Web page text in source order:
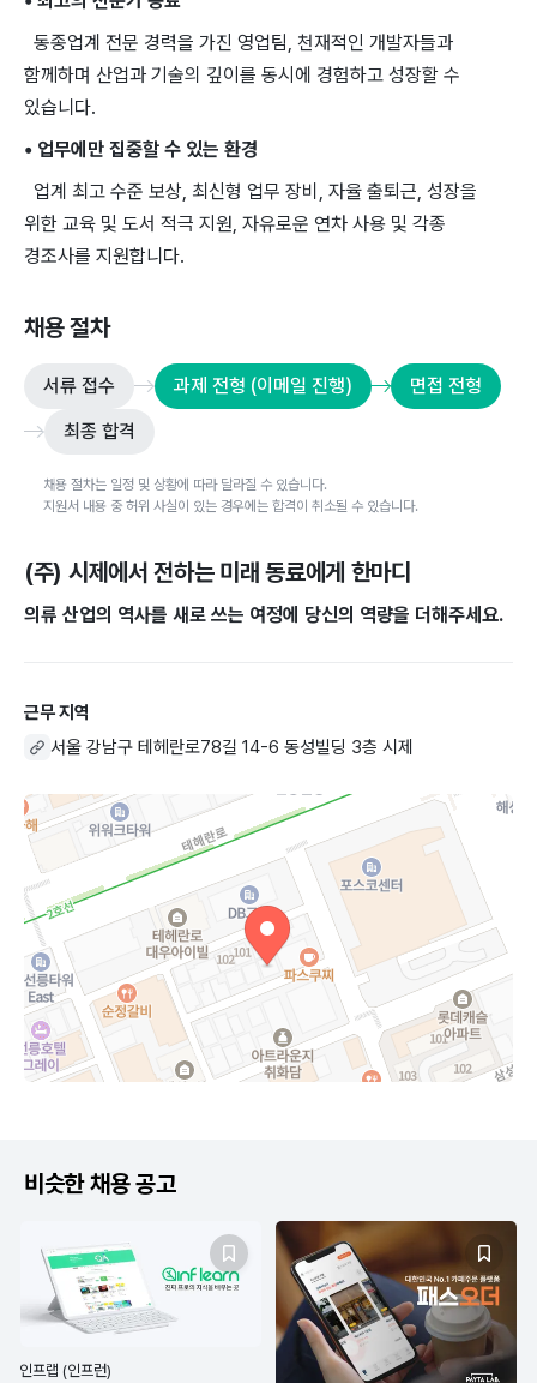
동종업계 전문 경력을 가진 영업팀, 천재적인 개발자들과
함께하며 산업과 기술의 깊이를 동시에 경험하고 성장할 수
있습니다.
• 업무에만 집중할 수 있는 환경
업계 최고 수준 보상, 최신형 업무 장비, 자율 출퇴근, 성장을
위한 교육 및 도서 적극 지원, 자유로운 연차 사용 및 각종
경조사를 지원합니다.
채용 절차
서류 접수 과제 전형 (이메일 진행)
면접 전형
최종 합격
채용 절차는 일정 및 상황에 따라 달라질 수 있습니다.
지원서 내용 중 허위 사실이 있는 경우에는 합격이 취소될 수 있습니다.
(주) 시제에서 전하는 미래 동료에게 한마디
의류 산업의 역사를 새로 쓰는 여정에 당신의 역량을 더해주세요.
근무 지역
서울 강남구 테헤란로78길 14-6 동성빌딩 3층 시제
비슷한 채용 공고
인프랩 (인프런)